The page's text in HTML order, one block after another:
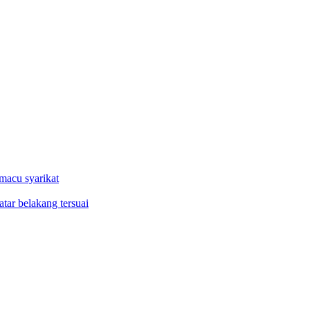
syarikat
belakang tersuai